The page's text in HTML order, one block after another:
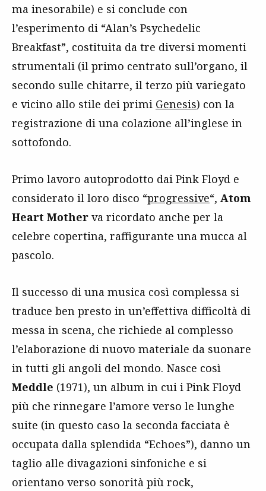
ma inesorabile) e si conclude con
l’esperimento di “Alan’s Psychedelic
Breakfast”, costituita da tre diversi momenti
strumentali (il primo centrato sull’organo, il
secondo sulle chitarre, il terzo più variegato
e vicino allo stile dei primi Genesis) con la
registrazione di una colazione all’inglese in
sottofondo.
Primo lavoro autoprodotto dai Pink Floyd e
considerato il loro disco “progressive“, Atom
Heart Mother va ricordato anche per la
celebre copertina, raffigurante una mucca al
pascolo.
Il successo di una musica così complessa si
traduce ben presto in un’effettiva difficoltà di
messa in scena, che richiede al complesso
l’elaborazione di nuovo materiale da suonare
in tutti gli angoli del mondo. Nasce così
Meddle (1971), un album in cui i Pink Floyd
più che rinnegare l’amore verso le lunghe
suite (in questo caso la seconda facciata è
occupata dalla splendida “Echoes”), danno un
taglio alle divagazioni sinfoniche e si
orientano verso sonorità più rock,